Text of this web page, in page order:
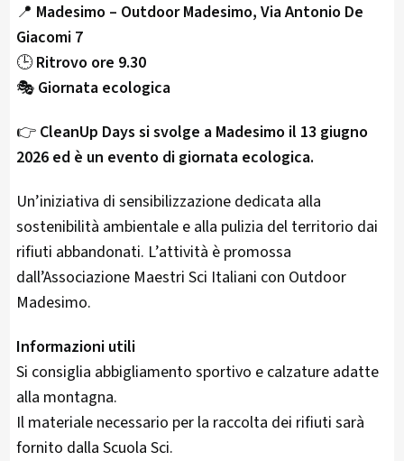
📍 Madesimo – Outdoor Madesimo, Via Antonio De
Giacomi 7
🕒Ritrovo ore 9.30
🎭 Giornata ecologica
👉 CleanUp Days si svolge a Madesimo il 13 giugno
2026 ed è un evento di giornata ecologica.
Un’iniziativa di sensibilizzazione dedicata alla
sostenibilità ambientale e alla pulizia del territorio dai
rifiuti abbandonati. L’attività è promossa
dall’Associazione Maestri Sci Italiani con Outdoor
Madesimo.
Informazioni utili
Si consiglia abbigliamento sportivo e calzature adatte
alla montagna.
Il materiale necessario per la raccolta dei rifiuti sarà
fornito dalla Scuola Sci.